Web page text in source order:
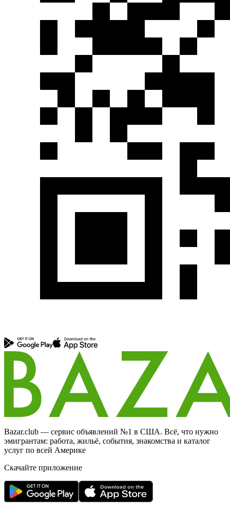
Bazar.club — сервис объявлений №1 в США. Всё, что нужно
эмигрантам: работа, жильё, события, знакомства и каталог
услуг по всей Америке
Скачайте приложение